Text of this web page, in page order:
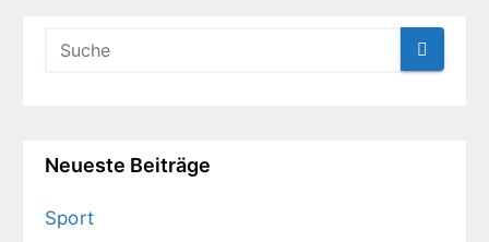
Neueste Beiträge
Sport